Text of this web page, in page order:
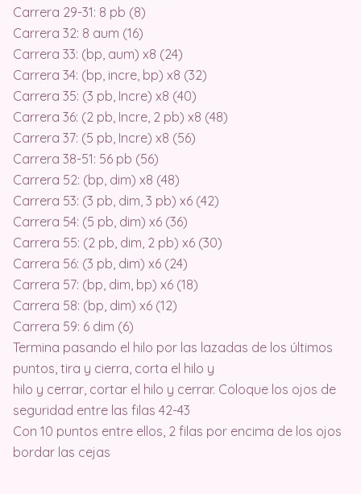
Carrera 29-31: 8 pb (8)
Carrera 32: 8 aum (16)
Carrera 33: (bp, aum) x8 (24)
Carrera 34: (bp, incre, bp) x8 (32)
Carrera 35: (3 pb, Incre) x8 (40)
Carrera 36: (2 pb, Incre, 2 pb) x8 (48)
Carrera 37: (5 pb, Incre) x8 (56)
Carrera 38-51: 56 pb (56)
Carrera 52: (bp, dim) x8 (48)
Carrera 53: (3 pb, dim, 3 pb) x6 (42)
Carrera 54: (5 pb, dim) x6 (36)
Carrera 55: (2 pb, dim, 2 pb) x6 (30)
Carrera 56: (3 pb, dim) x6 (24)
Carrera 57: (bp, dim, bp) x6 (18)
Carrera 58: (bp, dim) x6 (12)
Carrera 59: 6 dim (6)
Termina pasando el hilo por las lazadas de los últimos
puntos, tira y cierra, corta el hilo y
hilo y cerrar, cortar el hilo y cerrar. Coloque los ojos de
seguridad entre las filas 42-43
Con 10 puntos entre ellos, 2 filas por encima de los ojos
bordar las cejas